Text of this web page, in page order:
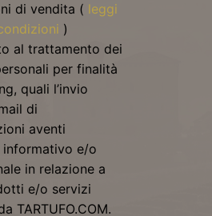
di vendita ( leggi
)
al trattamento dei
per finalità
quali l’invio
di
aventi
e/o
in relazione a
e/o servizi
TARTUFO.COM.